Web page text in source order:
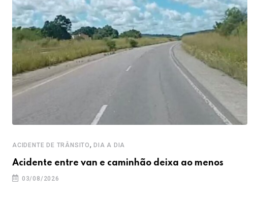
ACIDENTE DE TRÂNSITO, DIA A DIA
Acidente entre van e caminhão deixa ao menos
03/08/2026